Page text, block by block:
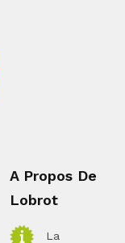
A Propos De
Lobrot
La